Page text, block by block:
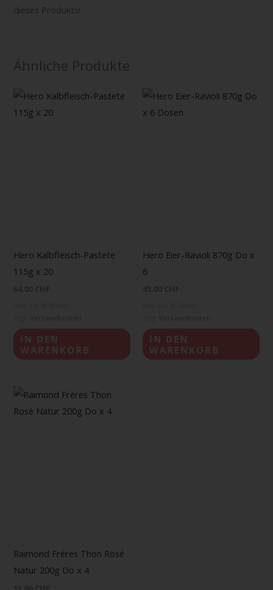
dieses Produkts!
Ähnliche Produkte
Hero Kalbfleisch-Pastete
115g x 20
IN DEN
WARENKORB
Hero Eier-Ravioli 870g Do x
6
IN DEN
WARENKORB
Raimond Frères Thon Rosé
Natur 200g Do x 4